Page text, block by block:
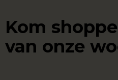
Kom
van onze